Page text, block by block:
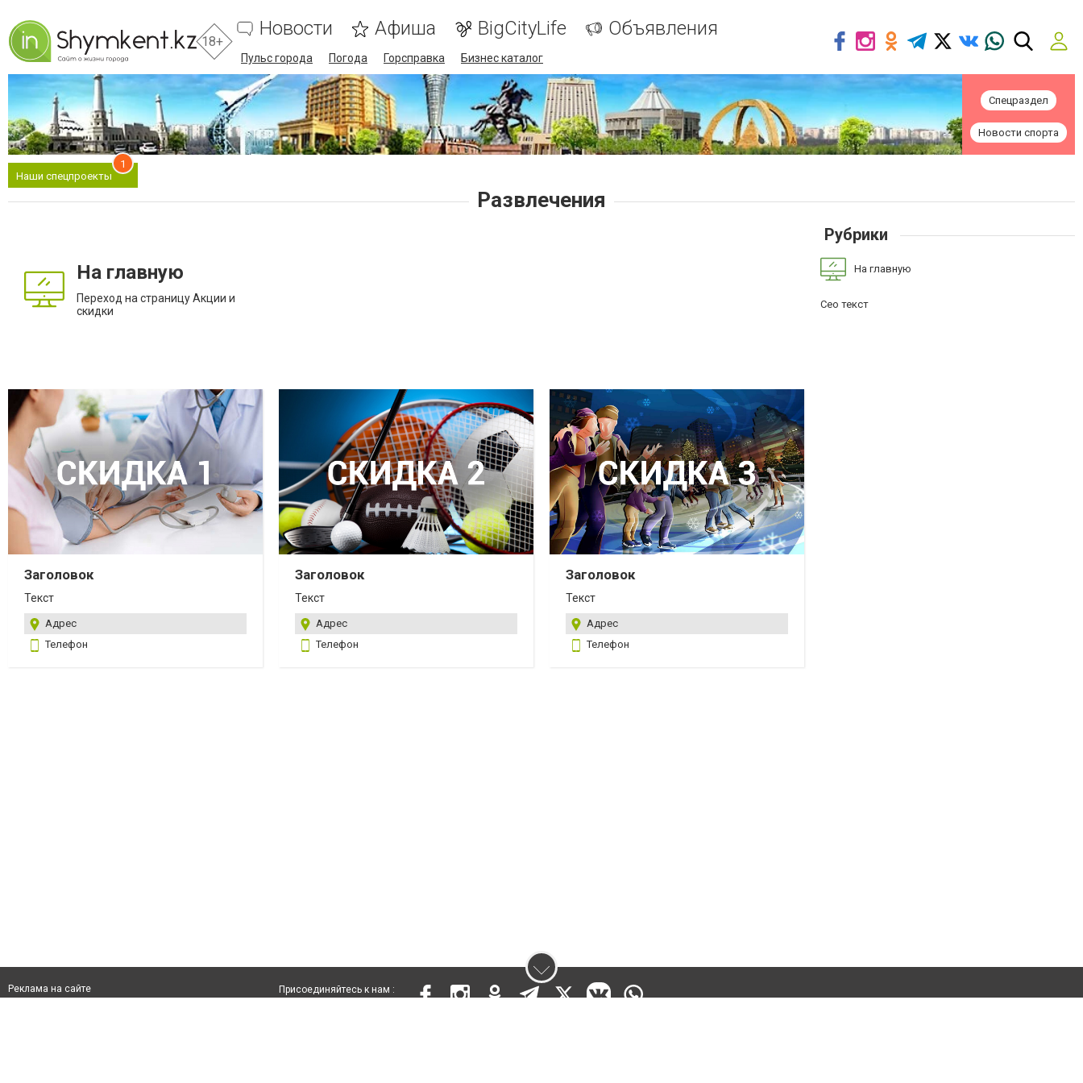
18+
Новости Афиша BigCityLife Объявления
Пульс города Погода Горсправка Бизнес каталог
Спецраздел
Новости спорта
Наши спецпроекты
1
Развлечения
На главную
Переход на страницу Акции и
скидки
Заголовок
Текст
Адрес
Телефон
Заголовок
Текст
Адрес
Телефон
Заголовок
Текст
Адрес
Телефон
Рубрики
На главную
Сео текст
Реклама на сайте
Присоединяйтесь к нам :